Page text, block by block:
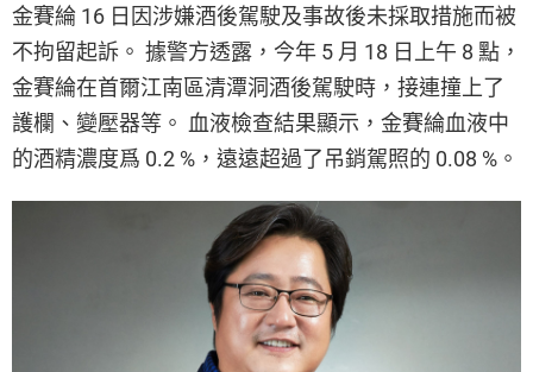
金賽綸 16 日因涉嫌酒後駕駛及事故後未採取措施而被
不拘留起訴。 據警方透露，今年 5 月 18 日上午 8 點，
金賽綸在首爾江南區清潭洞酒後駕駛時，接連撞上了
護欄、變壓器等。 血液檢查結果顯示，金賽綸血液中
的酒精濃度爲 0.2 %，遠遠超過了吊銷駕照的 0.08 %。